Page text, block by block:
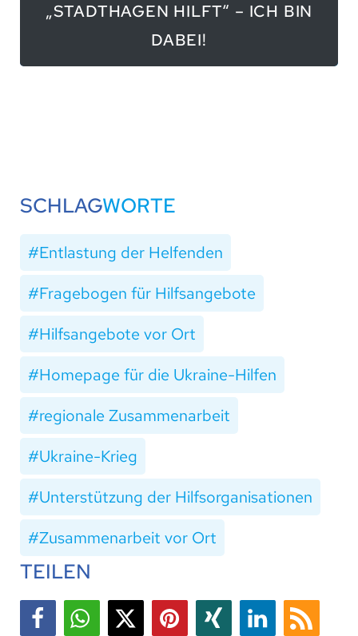
„STADTHAGEN HILFT“ – ICH BIN
DABEI!
SCHLAGWORTE
Entlastung der Helfenden
Fragebogen für Hilfsangebote
Hilfsangebote vor Ort
Homepage für die Ukraine-Hilfen
regionale Zusammenarbeit
Ukraine-Krieg
Unterstützung der Hilfsorganisationen
Zusammenarbeit vor Ort
TEILEN